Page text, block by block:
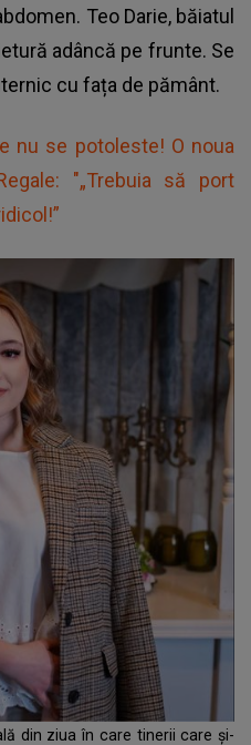
Teo Darie, băiatul
adâncă pe frunte. Se
cu fața de pământ.
nu se potoleste! O noua
"„Trebuia să port
din ziua în care tinerii care și-